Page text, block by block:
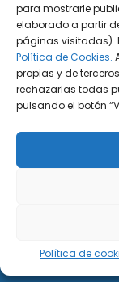
para mostrarle
elaborado a partir
páginas visitadas).
Política de Cookies.
propias y de
rechazarlas todas
pulsando el botón
Política de
DiG
DiG Abogados
fiscalidad y